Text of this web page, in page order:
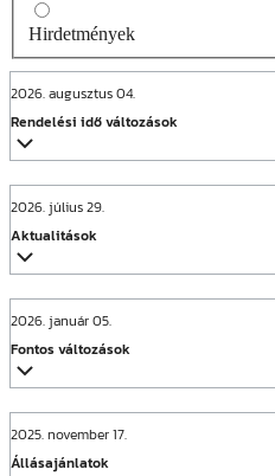
Hirdetmények
2026. augusztus 04.
Rendelési idő változások
2026. július 29.
Aktualitások
2026. január 05.
Fontos változások
2025. november 17.
Állásajánlatok